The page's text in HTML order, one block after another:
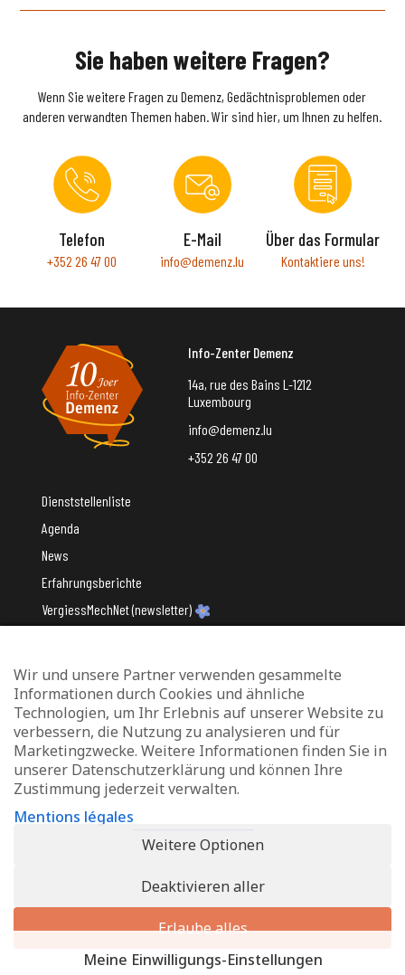
Sie haben weitere Fragen?
Wenn Sie weitere Fragen zu Demenz, Gedächtnisproblemen oder
anderen verwandten Themen haben. Wir sind hier, um Ihnen zu helfen.
Telefon
+352 26 47 00
E-Mail
info@demenz.lu
Über das Formular
Kontaktiere uns!
Info-Zenter Demenz
14a, rue des Bains L-1212
Luxembourg
info@demenz.lu
+352 26 47 00
Dienststellenliste
Agenda
News
Erfahrungsberichte
VergiessMechNet (newsletter)
Mit Unterstützung des
Datenschutz und Verwaltung von Cookies
Rechtliche Hinweise
Erklärung zur Barrierefreiheit
Wir und unsere Partner verwenden gesammelte
Informationen durch Cookies und ähnliche
Technologien, um Ihr Erlebnis auf unserer Website zu
verbessern, die Nutzung zu analysieren und für
Marketingzwecke. Weitere Informationen finden Sie in
unserer Datenschutzerklärung und können Ihre
Zustimmung jederzeit verwalten.
Mentions légales
Weitere Optionen
Deaktivieren aller
Erlaube alles
Meine Einwilligungs-Einstellungen